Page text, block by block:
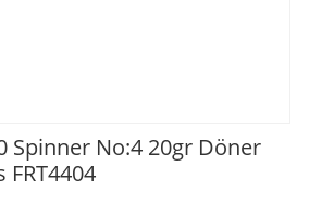
Spinner No:4 20gr Döner
FRT4404